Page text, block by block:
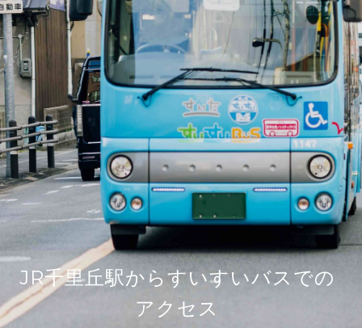
JR千里丘駅からすいすいバスでの
アクセス